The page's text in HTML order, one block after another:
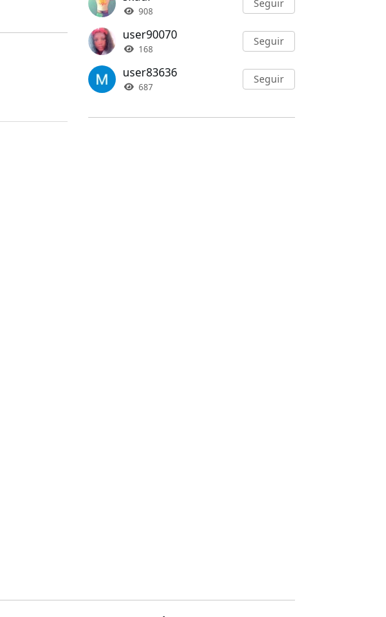
908
Seguir
user90070
168
Seguir
user83636
687
Seguir